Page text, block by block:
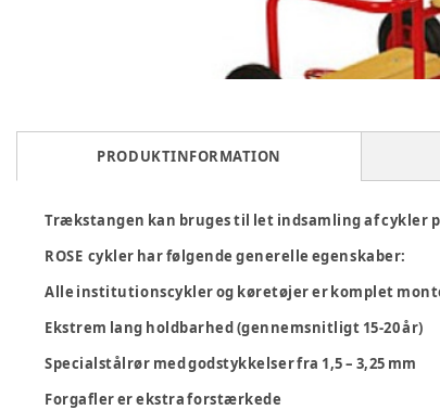
PRODUKTINFORMATION
Trækstangen kan bruges til let indsamling af cykler
ROSE cykler har følgende generelle egenskaber:
Alle institutionscykler og køretøjer er komplet
Ekstrem lang holdbarhed (gennemsnitligt 15-20 år)
Specialstålrør med godstykkelser fra 1,5 – 3,25 mm
Forgafler er ekstra forstærkede